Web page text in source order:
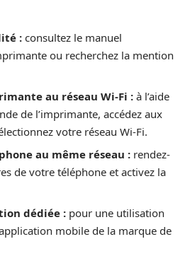
: consultez le manuel
ou recherchez la mention
au réseau Wi-Fi : à l’aide
de l’imprimante, accédez aux
votre réseau Wi-Fi.
au même réseau : rendez-
de votre téléphone et activez la
dédiée : pour une utilisation
mobile de la marque de